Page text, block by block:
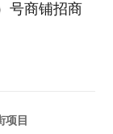
号商铺招商
项目